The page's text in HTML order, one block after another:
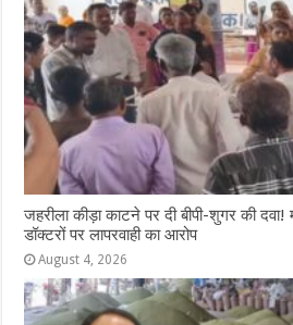
जहरीला कीड़ा काटने पर दी बीपी-शुगर की दवा!
डॉक्टरों पर लापरवाही का आरोप
August 4, 2026